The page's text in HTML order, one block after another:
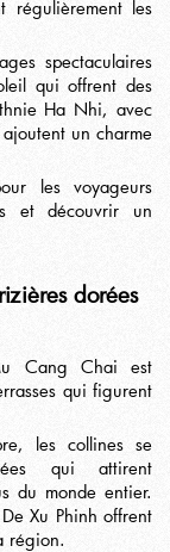
régulièrement les
spectaculaires
qui offrent des
Ha Nhi, avec
un charme
les voyageurs
et découvrir un
dorées
Cang Chai est
qui figurent
les collines se
qui attirent
du monde entier.
Xu Phinh offrent
région.